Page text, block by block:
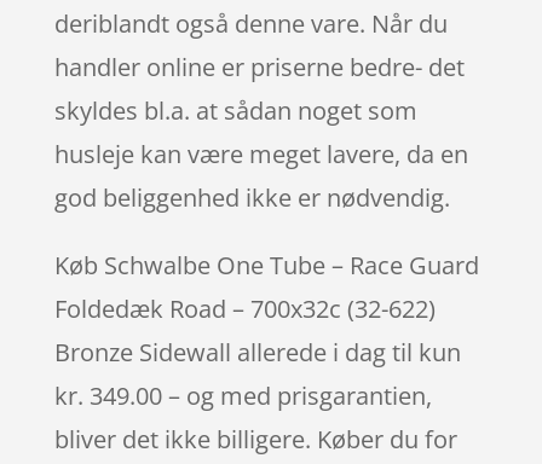
deriblandt også denne vare. Når du
handler online er priserne bedre- det
skyldes bl.a. at sådan noget som
husleje kan være meget lavere, da en
god beliggenhed ikke er nødvendig.
Køb Schwalbe One Tube – Race Guard
Foldedæk Road – 700x32c (32-622)
Bronze Sidewall allerede i dag til kun
kr. 349.00 – og med prisgarantien,
bliver det ikke billigere. Køber du for